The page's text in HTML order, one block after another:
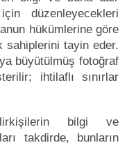
düzenleyecekleri
hükümlerine göre
sahiplerini tayin eder.
büyütülmüş fotoğraf
ihtilaflı sınırlar
bilgi ve
takdirde, bunların